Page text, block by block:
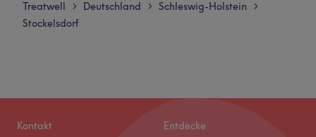
Treatwell > Deutschland > Schleswig-Holstein >
Stockelsdorf
Kontakt Entdecke